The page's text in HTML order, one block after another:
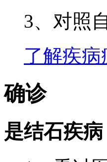
3、对照
了解疾病
确诊
是结石疾病